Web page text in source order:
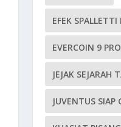
EFEK
EVERCOIN 9 PRO
JEJAK SEJARAH
JUVENTUS SIAP